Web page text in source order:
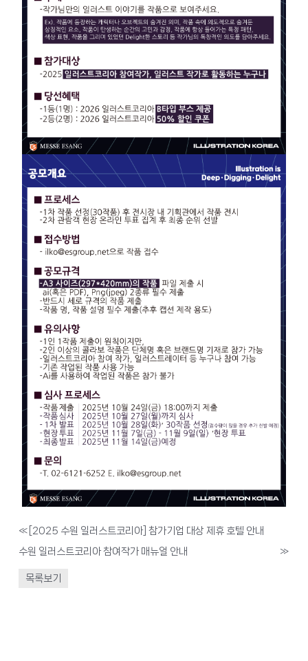
« [2025 수원 일러스트코리아] 참가기업 대상 제휴 호텔 안내
수원 일러스트코리아 참여작가 매뉴얼 안내
»
목록보기